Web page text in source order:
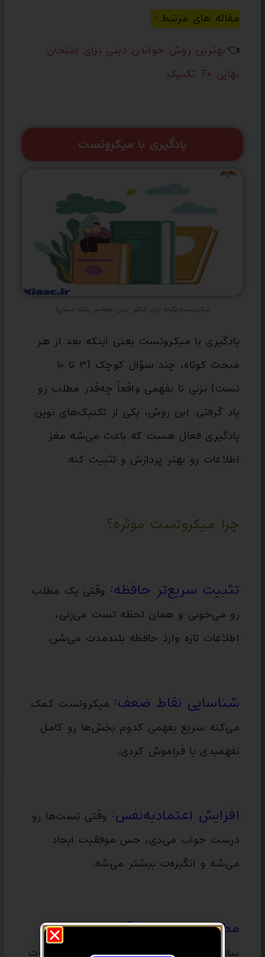
مقاله های مرتبط :
👈بهترین روش خواندن دینی برای امتحان
نهایی +7 تکنیک
یادگیری با میکروتست
میکروتست(چگونه برای کنکور درس بخوانیم رشته انسانی)
یادگیری با میکروتست یعنی اینکه بعد از هر
مبحث کوتاه، چند سؤال کوچک (۳ تا ۱۰
تست) بزنی تا بفهمی واقعاً چه‌قدر مطلب رو
یاد گرفتی. این روش، یکی از تکنیک‌های نوین
یادگیری فعال هست که باعث می‌شه مغز
اطلاعات رو بهتر پردازش و تثبیت کنه.
چرا میکروتست موثره؟
تثبیت سریع‌تر حافظه: وقتی یک مطلب
رو می‌خونی و همان لحظه تست می‌زنی،
اطلاعات تازه وارد حافظه بلندمدت می‌شن.
شناسایی نقاط ضعف: میکروتست کمک
می‌کنه سریع بفهمی کدوم بخش‌ها رو کامل
نفهمیدی یا فراموش کردی.
افزایش اعتمادبه‌نفس: وقتی تست‌ها رو
درست جواب می‌دی، حس موفقیت ایجاد
می‌شه و انگیزه‌ت بیشتر می‌شه.
مطالعه کوتاه و اثرگذار:به جای اینکه
ساعت‌ها فقط بخونی، با میکروتست مطالعه‌ت